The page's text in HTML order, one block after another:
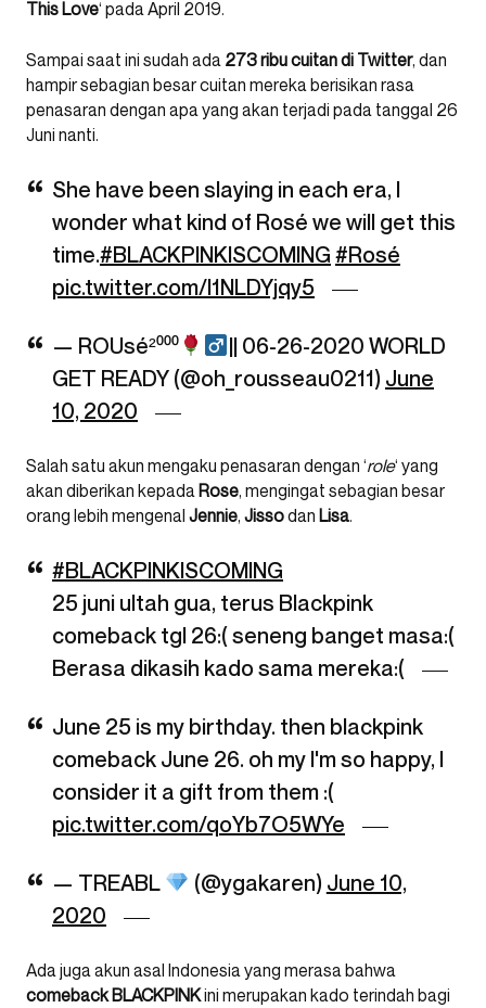
This Love‘ pada April 2019.
Sampai saat ini sudah ada 273 ribu cuitan di Twitter, dan
hampir sebagian besar cuitan mereka berisikan rasa
penasaran dengan apa yang akan terjadi pada tanggal 26
Juni nanti.
She have been slaying in each era, I
wonder what kind of Rosé we will get this
time.#BLACKPINKISCOMING #Rosé
pic.twitter.com/I1NLDYjqy5
— ROUsé²⁰⁰⁰
|| 06-26-2020 WORLD
GET READY (@oh_rousseau0211) June
10, 2020
Salah satu akun mengaku penasaran dengan ‘role‘ yang
akan diberikan kepada Rose, mengingat sebagian besar
orang lebih mengenal Jennie, Jissodan Lisa.
#BLACKPINKISCOMING
25 juni ultah gua, terus Blackpink
comeback tgl 26:( seneng banget masa:(
Berasa dikasih kado sama mereka:(
June 25 is my birthday. then blackpink
comeback June 26. oh my I'm so happy, I
consider it a gift from them :(
pic.twitter.com/qoYb7O5WYe
— TREABL (@ygakaren) June 10,
2020
Ada juga akun asal Indonesia yang merasa bahwa
comeback BLACKPINKini merupakan kado terindah bagi